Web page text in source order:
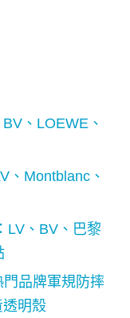
、LOEWE、
、Montblanc、
LV、BV、巴黎
品牌軍規防摔
明殼